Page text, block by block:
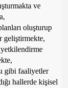
ve
oluşturup
geliştirmekte,
yetkilendirme
gibi faaliyetler
hallerde kişisel